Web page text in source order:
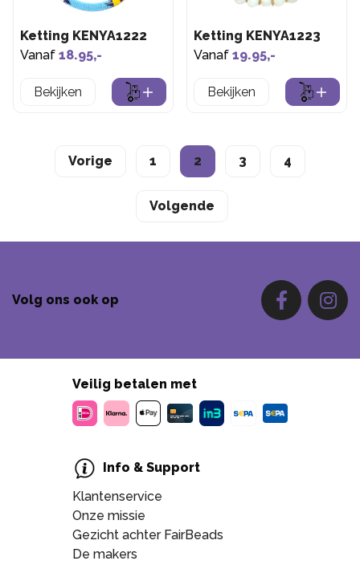
Ketting KENYA1222
Vanaf 18.95,-
Bekijken
Ketting KENYA1223
Vanaf 19.95,-
Bekijken
Vorige 1 2 3 4
Volgende
Volg ons ook op
Veilig betalen met
Info & Support
Klantenservice
Onze missie
Gezicht achter FairBeads
De makers